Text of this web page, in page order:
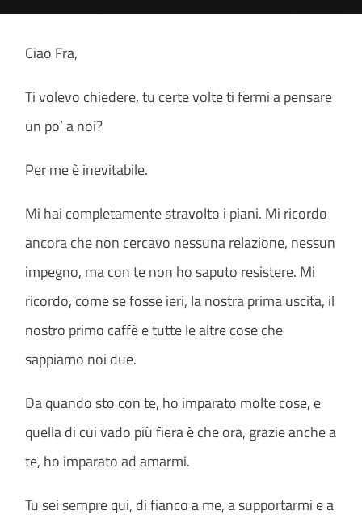
Ciao Fra,
Ti volevo chiedere, tu certe volte ti fermi a pensare
un po’ a noi?
Per me è inevitabile.
Mi hai completamente stravolto i piani. Mi ricordo
ancora che non cercavo nessuna relazione, nessun
impegno, ma con te non ho saputo resistere. Mi
ricordo, come se fosse ieri, la nostra prima uscita, il
nostro primo caffè e tutte le altre cose che
sappiamo noi due.
Da quando sto con te, ho imparato molte cose, e
quella di cui vado più fiera è che ora, grazie anche a
te, ho imparato ad amarmi.
Tu sei sempre qui, di fianco a me, a supportarmi e a